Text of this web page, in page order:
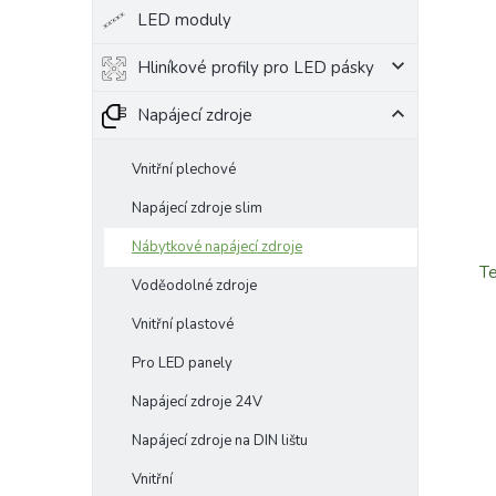
LED moduly
Hliníkové profily pro LED pásky
Napájecí zdroje
Vnitřní plechové
Napájecí zdroje slim
Nábytkové napájecí zdroje
Voděodolné zdroje
Vnitřní plastové
Pro LED panely
Napájecí zdroje 24V
Napájecí zdroje na DIN lištu
Vnitřní